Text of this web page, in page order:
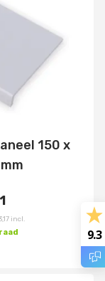
150 x
incl.
9.3